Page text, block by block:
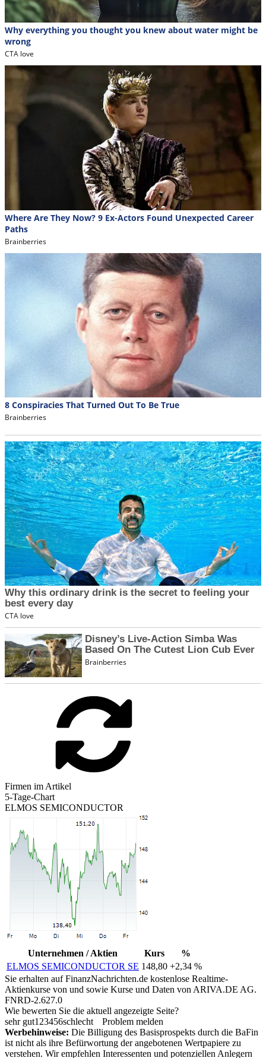
Firmen im Artikel
5-Tage-Chart
ELMOS SEMICONDUCTOR
Unternehmen / Aktien Kurs
%
ELMOS SEMICONDUCTOR SE 148,80 +2,34 %
Sie erhalten auf FinanzNachrichten.de kostenlose Realtime-
Aktienkurse von und sowie Kurse und Daten von ARIVA.DE AG.
FNRD-2.627.0
Wie bewerten Sie die aktuell angezeigte Seite?
sehr gut1 23456schlecht
Problem melden
Werbehinweise: Die Billigung des Basisprospekts durch die BaFin
ist nicht als ihre Befürwortung der angebotenen Wertpapiere zu
verstehen. Wir empfehlen Interessenten und potenziellen Anlegern